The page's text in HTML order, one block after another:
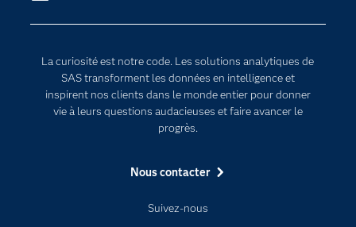
La curiosité est notre code. Les solutions analytiques de
SAS transforment les données en intelligence et
inspirent nos clients dans le monde entier pour donner
vie à leurs questions audacieuses et faire avancer le
progrès.
Nous contacter
Suivez-nous
Documentation
Pour les enseignants
Entreprise
Formations
Transformation digitale